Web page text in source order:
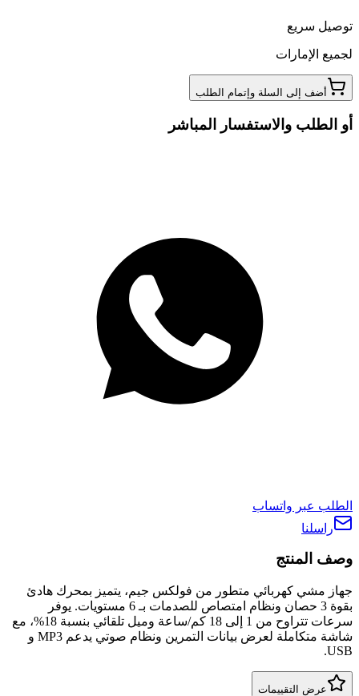
توصيل سريع
لجميع الإمارات
أضف إلى السلة وإتمام الطلب
أو الطلب والاستفسار المباشر
الطلب عبر واتساب
راسلنا
وصف المنتج
جهاز مشي كهربائي متطور من فولكس جيم، يتميز بمحرك هادئ
بقوة 3 حصان ونظام امتصاص للصدمات بـ 6 مستويات. يوفر
سرعات تتراوح من 1 إلى 18 كم/ساعة وميل تلقائي بنسبة 18%، مع
شاشة متكاملة لعرض بيانات التمرين ونظام صوتي يدعم MP3 و
USB.
عرض التقييمات